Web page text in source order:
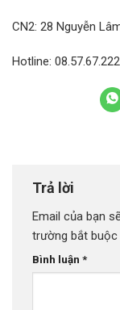
CN2: 28 Nguyễn
Hotline:
Trả lời
Email của bạn
trường bắt
Bình luận *